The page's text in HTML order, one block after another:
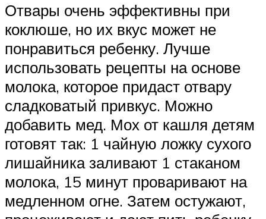
Отвары очень эффективны при
коклюше, но их вкус может не
понравиться ребенку. Лучше
использовать рецепты на основе
молока, которое придаст отвару
сладковатый привкус. Можно
добавить мед. Мох от кашля детям
готовят так: 1 чайную ложку сухого
лишайника заливают 1 стаканом
молока, 15 минут проваривают на
медленном огне. Затем остужают,